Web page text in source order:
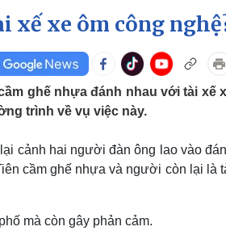
E-Magazine
Infographic
Ô tô - Xe máy
Ô tô
Tư vấn
Vì
Nghệ sĩ
xế xe ôm công
ghế nhựa đánh nhau với tài xế
trình về vụ việc này.
cảnh hai người đàn ông lao vào
cầm ghế nhựa và người còn lại là
mà còn gây phản cảm.